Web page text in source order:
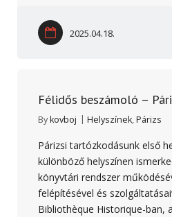
2025.04.18.
Félidős beszámoló –
Bykovboj Helyszínek,Párizs
Párizsi tartózkodásunk első
különböző helyszínen
könyvtári rendszer
felépítésével és
Bibliothèque Historique-ban,